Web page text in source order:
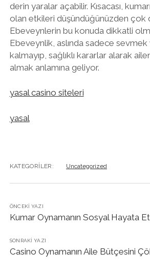
derin yaralar açabilir. Kısacası,
olan etkileri düşündüğünüzden çok
Ebeveynlerin bu konuda dikkatli
Ebeveynlik, aslında sadece
kalmayıp, sağlıklı kararlar alarak
almak anlamına geliyor.
yasal casino siteleri
yasal
KATEGORILER: Uncategorized
ÖNCEKI YAZI
Kumar Oynamanın Sosyal Hayata
SONRAKI YAZI
Casino Oynamanın Aile Bütçesini